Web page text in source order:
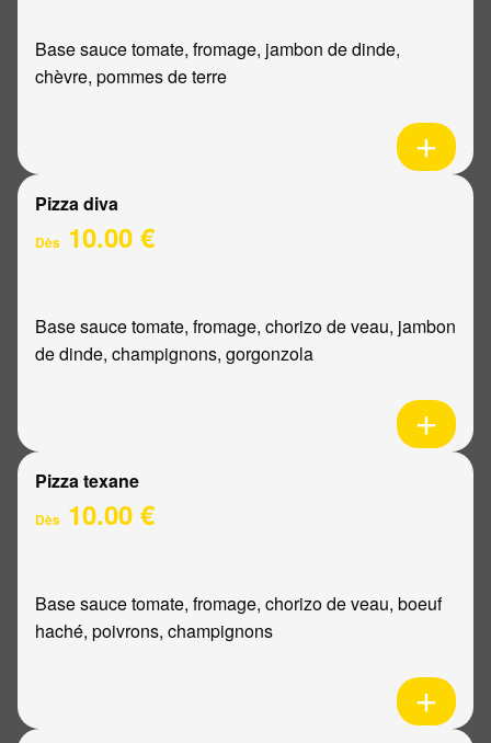
Base sauce tomate, fromage, jambon de dinde,
chèvre, pommes de terre
Pizza diva
Dès 10.00 €
Base sauce tomate, fromage, chorizo de veau, jambon
de dinde, champignons, gorgonzola
Pizza texane
Dès 10.00 €
Base sauce tomate, fromage, chorizo de veau, boeuf
haché, poivrons, champignons